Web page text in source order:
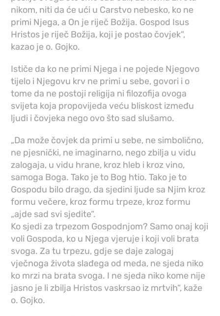
nikom, niti da će ući u Carstvo nebesko, ko ne
primi Njega, a On je riječ Božija. Gospod Isus
Hristos je riječ Božija, koji je postao čovjek“,
kazao je o. Gojko.
Ističe da ko ne primi Njega i ne pojede Njegovo
tijelo i Njegovu krv ne primi u sebe, govori i o
tome da ne postoji religija ni filozofija ovoga
svijeta koja propovijeda veću bliskost između
ljudi i čovjeka nego ovo što sad slušamo.
„Da može čovjek da primi u sebe, ne simbolično,
ne pjesnički, ne imaginarno, nego zbilja u vidu
zalogaja, u vidu hrane, kroz hleb i kroz vino,
samoga Boga. Tako je to Bog htio. Tako je to
Gospodu bilo drago, da sjedini ljude sa Njim kroz
formu večere, kroz formu trpeze, kroz formu
„ajde sad svi sjedite“.
Ko sjedi za trpezom Gospodnjom? Samo onaj koji
voli Gospoda, ko u Njega vjeruje i koji voli brata
svoga. Za tu trpezu, gdje se daje zalogaj
vječnoga života slađega od meda, ne sjeda niko
ko mrzi na brata svoga. I ne sjeda niko kome nije
jasno je li zbilja Hristos vaskrsao iz mrtvih“, kaže
o. Gojko.